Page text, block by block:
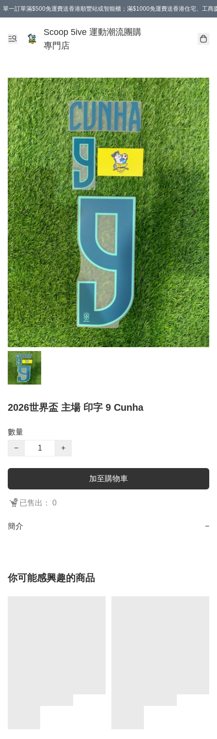
單一訂單滿$500免運費送香港順豐站或智能櫃；滿$1000免運費送香港住宅、工商
Scoop 5ive 運動潮流團購
專門店
2026世界盃 主場 印字 9 Cunha
數量
−
+
加至購物車
已售出： 0
簡介 −
你可能感興趣的商品